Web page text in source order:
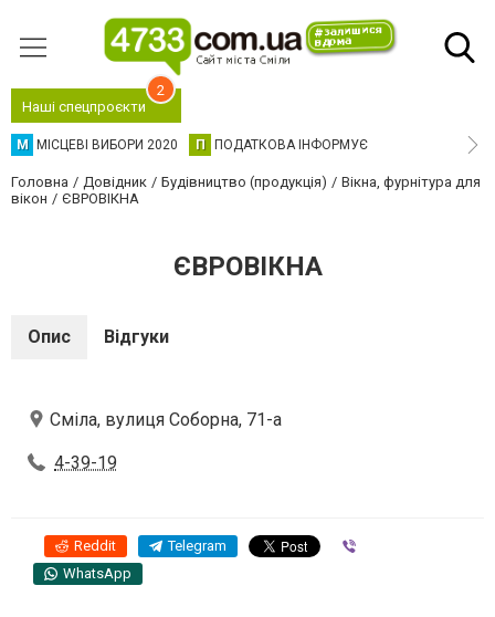
Наші спецпроєкти
2
М МІСЦЕВІ ВИБОРИ 2020 П ПОДАТКОВА ІНФОРМУЄ
Головна Довідник Будівництво (продукція)
Вікна, фурнітура для
вікон
ЄВРОВІКНА
ЄВРОВІКНА
Опис Відгуки
Сміла, вулиця Соборна, 71-а
4-39-19
Reddit Telegram
WhatsApp